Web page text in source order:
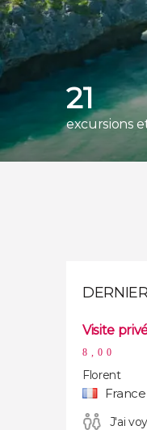
21
excursions
Visite
8,00
Florent
France
J'ai